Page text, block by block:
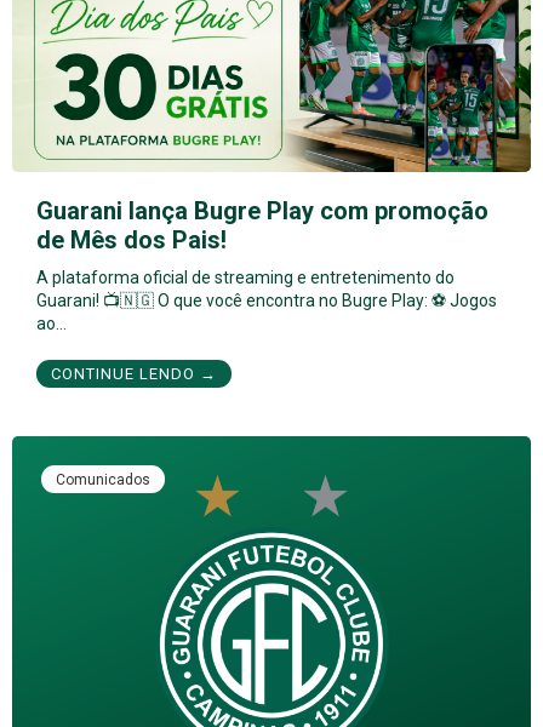
Guarani lança Bugre Play com promoção
de Mês dos Pais!
A plataforma oficial de streaming e entretenimento do
Guarani! 📺🇳🇬 O que você encontra no Bugre Play: ⚽ Jogos
ao…
CONTINUE LENDO →
Comunicados